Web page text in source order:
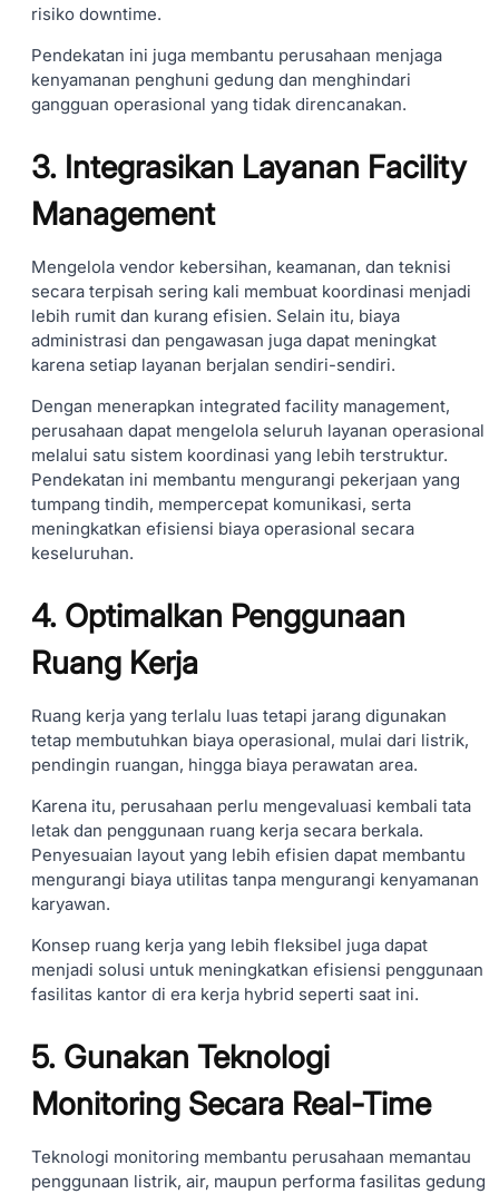
risiko downtime.
Pendekatan ini juga membantu perusahaan menjaga
kenyamanan penghuni gedung dan menghindari
gangguan operasional yang tidak direncanakan.
3. Integrasikan Layanan Facility
Management
Mengelola vendor kebersihan, keamanan, dan teknisi
secara terpisah sering kali membuat koordinasi menjadi
lebih rumit dan kurang efisien. Selain itu, biaya
administrasi dan pengawasan juga dapat meningkat
karena setiap layanan berjalan sendiri-sendiri.
Dengan menerapkan integrated facility management,
perusahaan dapat mengelola seluruh layanan operasional
melalui satu sistem koordinasi yang lebih terstruktur.
Pendekatan ini membantu mengurangi pekerjaan yang
tumpang tindih, mempercepat komunikasi, serta
meningkatkan efisiensi biaya operasional secara
keseluruhan.
4. Optimalkan Penggunaan
Ruang Kerja
Ruang kerja yang terlalu luas tetapi jarang digunakan
tetap membutuhkan biaya operasional, mulai dari listrik,
pendingin ruangan, hingga biaya perawatan area.
Karena itu, perusahaan perlu mengevaluasi kembali tata
letak dan penggunaan ruang kerja secara berkala.
Penyesuaian layout yang lebih efisien dapat membantu
mengurangi biaya utilitas tanpa mengurangi kenyamanan
karyawan.
Konsep ruang kerja yang lebih fleksibel juga dapat
menjadi solusi untuk meningkatkan efisiensi penggunaan
fasilitas kantor di era kerja hybrid seperti saat ini.
5. Gunakan Teknologi
Monitoring Secara Real-Time
Teknologi monitoring membantu perusahaan memantau
penggunaan listrik, air, maupun performa fasilitas gedung